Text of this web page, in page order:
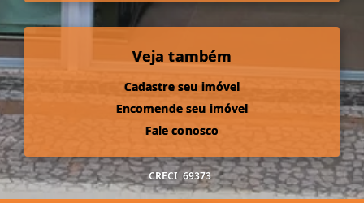
Veja também
Cadastre seu imóvel
Encomende seu imóvel
Fale conosco
CRECI 69373